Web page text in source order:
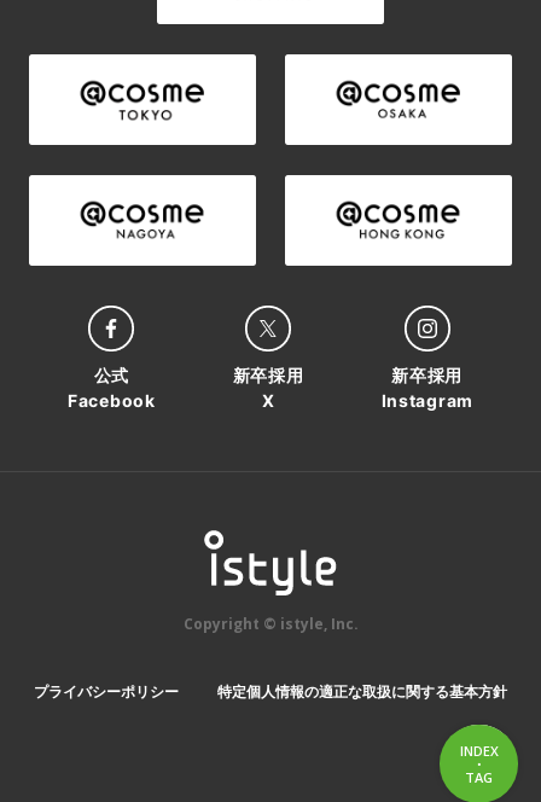
INDEX
TAG
INDEX
・
TAG
公式
Facebook
新卒採用
X
新卒採用
Instagram
Copyright © istyle, Inc.
プライバシーポリシー 特定個人情報の適正な取扱に関する基本方針